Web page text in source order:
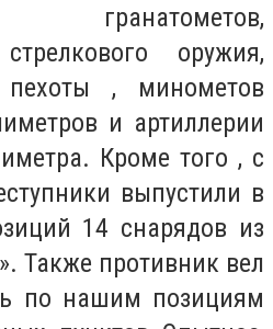
гранатометов,
оружия,
, минометов
и артиллерии
Кроме того , с
выпустили в
14 снарядов из
Также противник вел
по нашим позициям